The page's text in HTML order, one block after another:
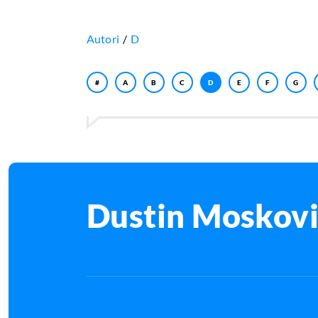
Autori D
# A B C D E F G
Dustin